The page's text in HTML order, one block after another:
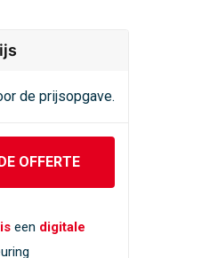
de prijsopgave.
OFFERTE
een digitale